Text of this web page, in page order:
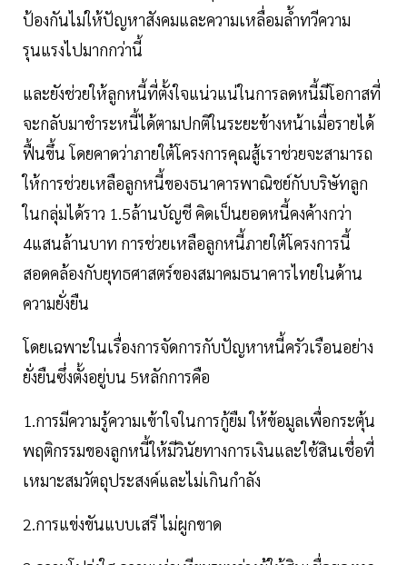
ป้องกันไม่ให้ปัญหาสังคมและความเหลื่อมล้ำทวีความ
รุนแรงไปมากกว่านี้
และยังช่วยให้ลูกหนี้ที่ตั้งใจแน่วแน่ในการลดหนี้มีโอกาสที่
จะกลับมาชำระหนี้ได้ตามปกติในระยะข้างหน้าเมื่อรายได้
ฟื้นขึ้น โดยคาดว่าภายใต้โครงการคุณสู้เราช่วยจะสามารถ
ให้การช่วยเหลือลูกหนี้ของธนาคารพาณิชย์กับบริษัทลูก
ในกลุ่มได้ราว 1.5ล้านบัญชี คิดเป็นยอดหนี้คงค้างกว่า
4แสนล้านบาท การช่วยเหลือลูกหนี้ภายใต้โครงการนี้
สอดคล้องกับยุทธศาสตร์ของสมาคมธนาคารไทยในด้าน
ความยั่งยืน
โดยเฉพาะในเรื่องการจัดการกับปัญหาหนี้ครัวเรือนอย่าง
ยั่งยืนซึ่งตั้งอยู่บน 5หลักการคือ
1.การมีความรู้ความเข้าใจในการกู้ยืม ให้ข้อมูลเพื่อกระตุ้น
พฤติกรรมของลูกหนี้ให้มีวินัยทางการเงินและใช้สินเชื่อที่
เหมาะสมวัตถุประสงค์และไม่เกินกำลัง
2.การแข่งขันแบบเสรี ไม่ผูกขาด